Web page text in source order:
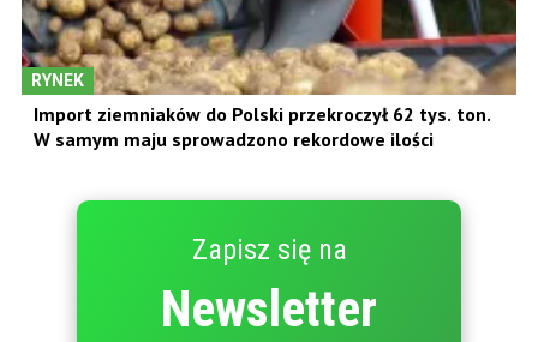
RYNEK
Import ziemniaków do Polski przekroczył 62 tys. ton.
W samym maju sprowadzono rekordowe ilości
Zapisz się na
Newsletter